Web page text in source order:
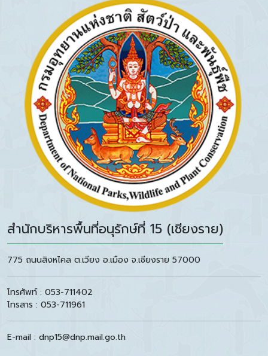
สำนักบริหารพื้นที่อนุรักษ์ที่ 15 (เชียงราย)
775 ถนนสิงหไคล ต.เวียง อ.เมือง จ.เชียงราย 57000
โทรศัพท์ : 053-711402
โทรสาร : 053-711961
E-mail : dnp15@dnp.mail.go.th